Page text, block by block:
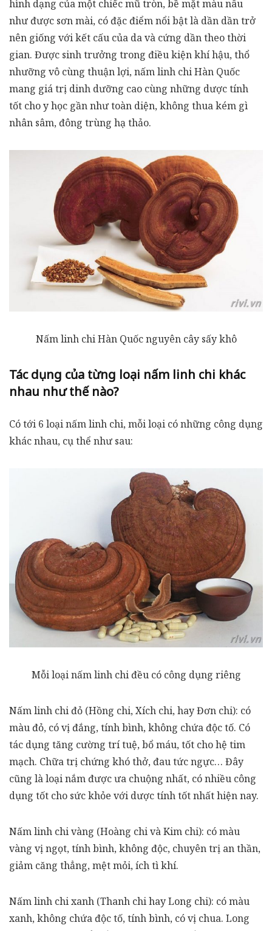
hình dạng của một chiếc mũ tròn, bề mặt màu nâu
như được sơn mài, có đặc điểm nổi bật là dần dần trở
nên giống với kết cấu của da và cứng dần theo thời
gian. Được sinh trưởng trong điều kiện khí hậu, thổ
nhưỡng vô cùng thuận lợi, nấm linh chi Hàn Quốc
mang giá trị dinh dưỡng cao cùng những dược tính
tốt cho y học gần như toàn diện, không thua kém gì
nhân sâm, đông trùng hạ thảo.
Nấm linh chi Hàn Quốc nguyên cây sấy khô
Tác dụng của từng loại nấm linh chi khác
nhau như thế nào?
Có tới 6 loại nấm linh chi, mỗi loại có những công dụng
khác nhau, cụ thể như sau:
Mỗi loại nấm linh chi đều có công dụng riêng
Nấm linh chi đỏ (Hồng chi, Xích chi, hay Đơn chi): có
màu đỏ, có vị đắng, tính bình, không chứa độc tố. Có
tác dụng tăng cường trí tuệ, bổ máu, tốt cho hệ tim
mạch. Chữa trị chứng khó thở, đau tức ngực… Đây
cũng là loại nắm được ưa chuộng nhất, có nhiều công
dụng tốt cho sức khỏe với dược tính tốt nhất hiện nay.
Nấm linh chi vàng (Hoàng chi và Kim chi): có màu
vàng vị ngọt, tính bình, không độc, chuyên trị an thần,
giảm căng thẳng, mệt mỏi, ích tì khí.
Nấm linh chi xanh (Thanh chi hay Long chi): có màu
xanh, không chứa độc tố, tính bình, có vị chua. Long